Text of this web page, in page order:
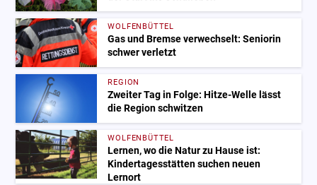
WOLFENBÜTTEL
Gas und Bremse verwechselt: Seniorin
schwer verletzt
REGION
Zweiter Tag in Folge: Hitze-Welle lässt
die Region schwitzen
WOLFENBÜTTEL
Lernen, wo die Natur zu Hause ist:
Kindertagesstätten suchen neuen
Lernort